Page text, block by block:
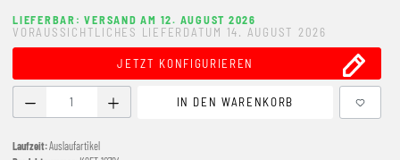
LIEFERBAR: VERSAND AM 12. AUGUST 2026
VORAUSSICHTLICHES LIEFERDATUM 14. AUGUST 2026
JETZT KONFIGURIEREN
Produkt Anzahl: Gib den gewünschten Wert ein oder
IN DEN WARENKORB
Laufzeit:Auslaufartikel